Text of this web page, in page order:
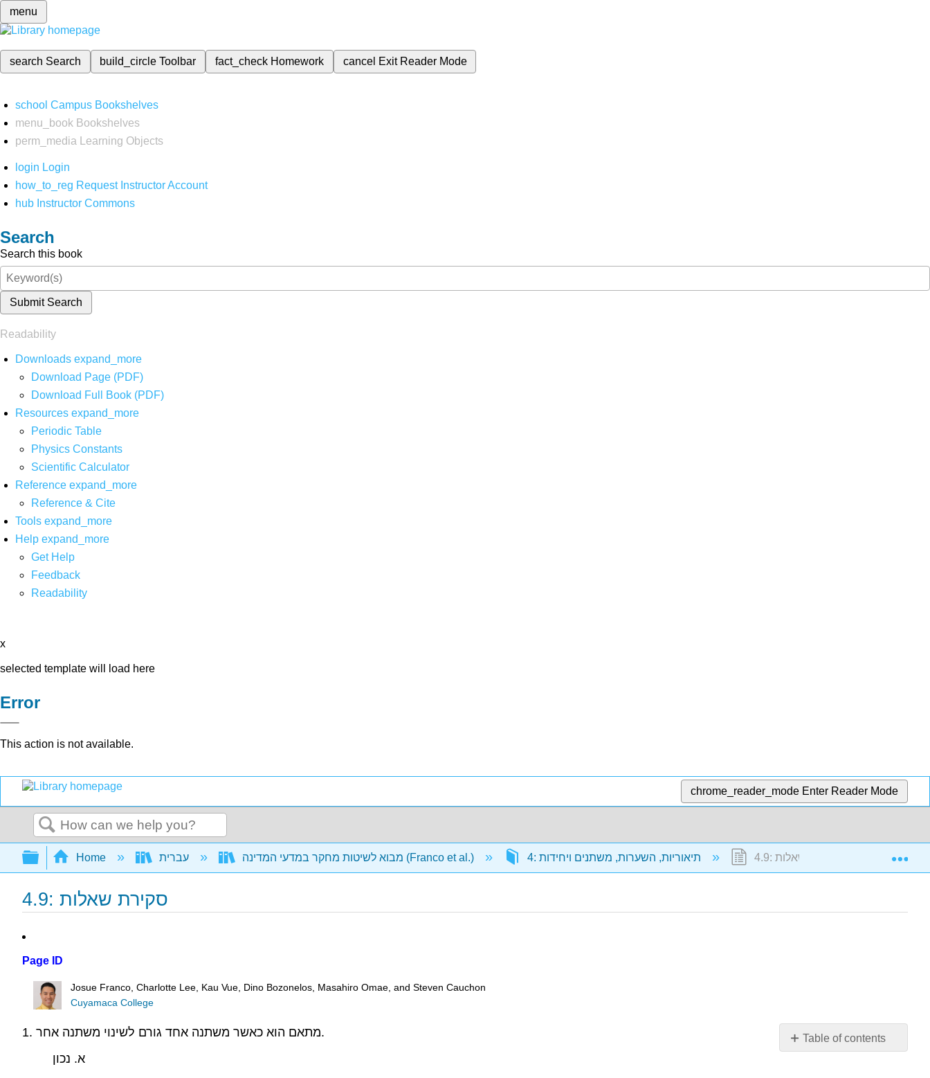
menu
search Search build_circleToolbar fact_check Homework cancel Exit Reader Mode
school Campus Bookshelves
menu_book Bookshelves
perm_media
Learning Objects
login Login
how_to_reg Request Instructor Account
hub Instructor Commons
Search
Search this book
Submit Search
Readability
Downloads expand_more
Download Page (PDF)
Download Full Book (PDF)
Resources expand_more
Periodic Table
Physics Constants
Scientific Calculator
Reference expand_more
Reference & Cite
Tools expand_more
Help expand_more
Get Help
Feedback
Readability
x
selected template will load here
Error
This action is not available.
chrome_reader_mode Enter Reader Mode
Search
Expand/collapse global hierarchy
Home עברית מבוא לשיטות מחקר במדעי המדינה (Franco et al.) 4.9: סקירת שאלות
4.9: סקירת שאלות
Page ID
Josue Franco, Charlotte Lee, Kau Vue, Dino Bozonelos, Masahiro Omae, and Steven Cauchon
Cuyamaca College
Table of contents
No
1. מתאם הוא כאשר משתנה אחד גורם לשינוי משתנה אחר.
א. נכון